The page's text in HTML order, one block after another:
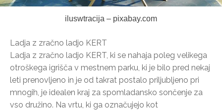
iluswtracija – pixabay.com
Ladja z zračno ladjo KERT
Ladja z zračno ladjo KERT, ki se nahaja poleg velikega
otroškega igrišča v mestnem parku, ki je bilo pred nekaj
leti prenovljeno in je od takrat postalo priljubljeno pri
mnogih, je idealen kraj za spomladansko sončenje za
vso družino. Na vrtu, ki ga označujejo kot